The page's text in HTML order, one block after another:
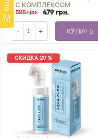
С КОМПЛЕКСОМ
ПЕПТИДОВ И
КОМБУЧЕЙ LIFT
CONTROL JOKO BLEND
598 грн. 479 грн.
- + КУПИТЬ
СКИДКА 20 %